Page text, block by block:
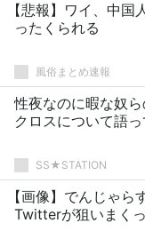
【悲報】ワイ、中
ったくられる
風俗まとめ速報
性夜なのに暇な奴
クロスについて語っ
SS★STATION
【画像】でんじゃ
Twitterが狙いまく